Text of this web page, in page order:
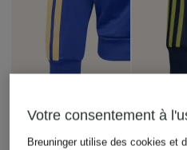
adidas
adidas
Votre consentement à
Breuninger utilise des cookies et